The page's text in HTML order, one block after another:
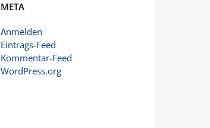
META
Anmelden
Eintrags-Feed
Kommentar-Feed
WordPress.org